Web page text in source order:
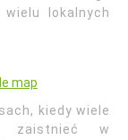
lokalnych
map
kiedy wiele
w